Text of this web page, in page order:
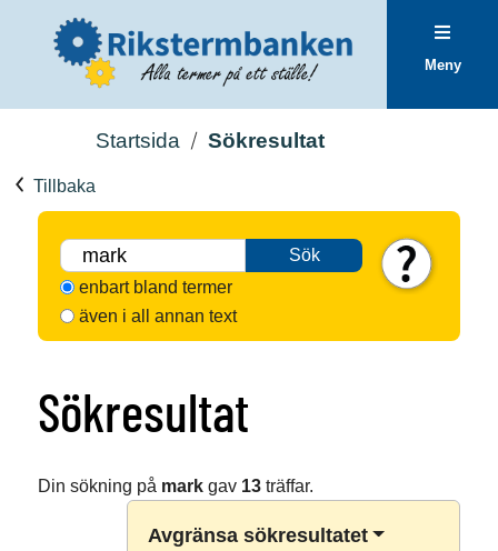
Meny
Startsida Sökresultat
Tillbaka
Sök
enbart bland termer
även i all annan text
Sökresultat
Din sökning på markgav 13träffar.
Avgränsa sökresultatet